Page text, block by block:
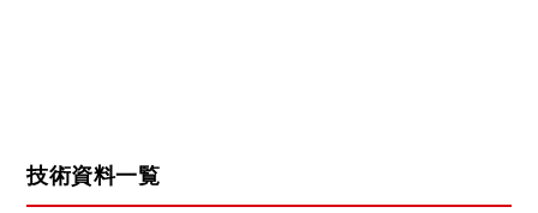
技術資料一覧